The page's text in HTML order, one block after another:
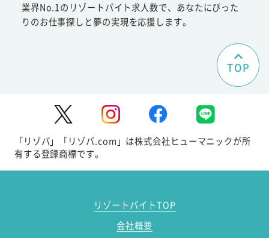
業界No.1のリゾートバイト求人数で、あなたにぴった
りのお仕事探しと夢の実現を応援します。
TOP
「リゾバ」「リゾバ.com」は株式会社ヒューマニックが所
有する登録商標です。
リゾートバイトTOP
会社概要